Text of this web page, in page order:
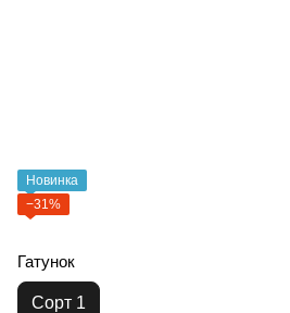
Новинка
−31%
Гатунок
Сорт 1